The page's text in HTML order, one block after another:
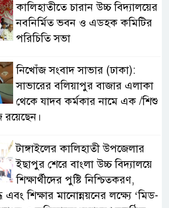
কালিহাতীতে চারান উচ্চ বিদ্যালয়ের
নবনির্মিত ভবন ও এডহক কমিটির
পরিচিতি সভা
নিখোঁজ সংবাদ সাভার (ঢাকা):
সাভারের বলিয়াপুর বাজার এলাকা
থেকে যাদব কর্মকার নামে এক /শিশু
টাঙ্গাইলের কালিহাতী উপজেলার
ইছাপুর শেরে বাংলা উচ্চ বিদ্যালয়ে
শিক্ষার্থীদের পুষ্টি নিশ্চিতকরণ,
এবং শিক্ষার মানোন্নয়নের লক্ষ্যে ‘মিড-